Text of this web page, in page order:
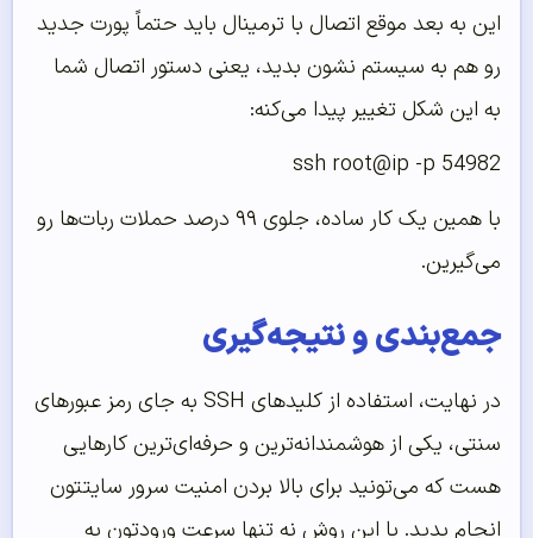
این به بعد موقع اتصال با ترمینال باید حتماً پورت جدید
رو هم به سیستم نشون بدید، یعنی دستور اتصال شما
به این شکل تغییر پیدا می‌کنه:
ssh root@ip -p 54982
با همین یک کار ساده، جلوی ۹۹ درصد حملات ربات‌ها رو
می‌گیرین.
جمع‌بندی و نتیجه‌گیری
در نهایت، استفاده از کلیدهای SSH به جای رمز عبورهای
سنتی، یکی از هوشمندانه‌ترین و حرفه‌ای‌ترین کارهایی
هست که می‌تونید برای بالا بردن امنیت سرور سایتتون
انجام بدید. با این روش نه تنها سرعت ورودتون به